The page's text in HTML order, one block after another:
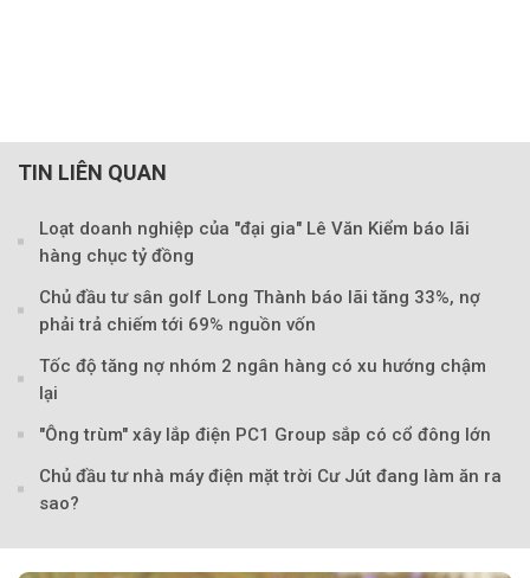
TIN LIÊN QUAN
Loạt doanh nghiệp của "đại gia" Lê Văn Kiểm báo lãi
hàng chục tỷ đồng
Chủ đầu tư sân golf Long Thành báo lãi tăng 33%, nợ
phải trả chiếm tới 69% nguồn vốn
Tốc độ tăng nợ nhóm 2 ngân hàng có xu hướng chậm
lại
"Ông trùm" xây lắp điện PC1 Group sắp có cổ đông lớn
Chủ đầu tư nhà máy điện mặt trời Cư Jút đang làm ăn ra
sao?